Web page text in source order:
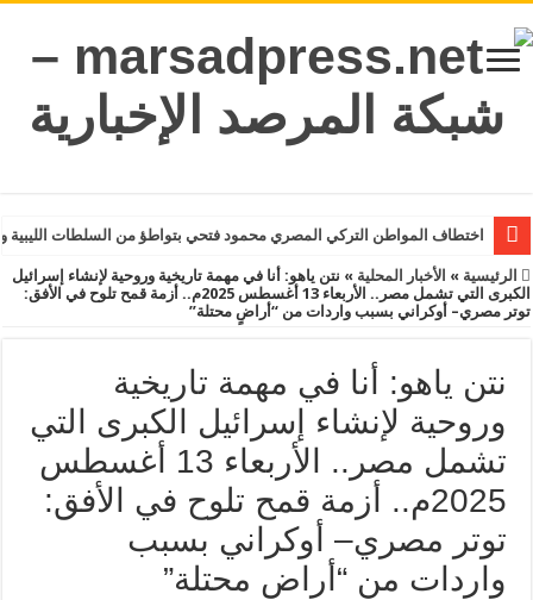
اختطاف المواطن التركي المصري محمود فتحي بتواطؤ من السلطات
الرئيسية » الأخبار المحلية » نتن ياهو: أنا في مهمة تاريخية وروحية لإنشاء إسرائيل
الكبرى التي تشمل مصر.. الأربعاء 13 أغسطس 2025م.. أزمة قمح تلوح في الأفق:
توتر مصري– أوكراني بسبب واردات من “أراضٍ محتلة”
نتن ياهو: أنا في مهمة تاريخية
وروحية لإنشاء إسرائيل الكبرى التي
تشمل مصر.. الأربعاء 13 أغسطس
2025م.. أزمة قمح تلوح في الأفق:
توتر مصري– أوكراني بسبب
واردات من “أراضٍ محتلة”